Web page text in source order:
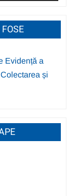
Evidență a
și